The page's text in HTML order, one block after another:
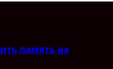
память на